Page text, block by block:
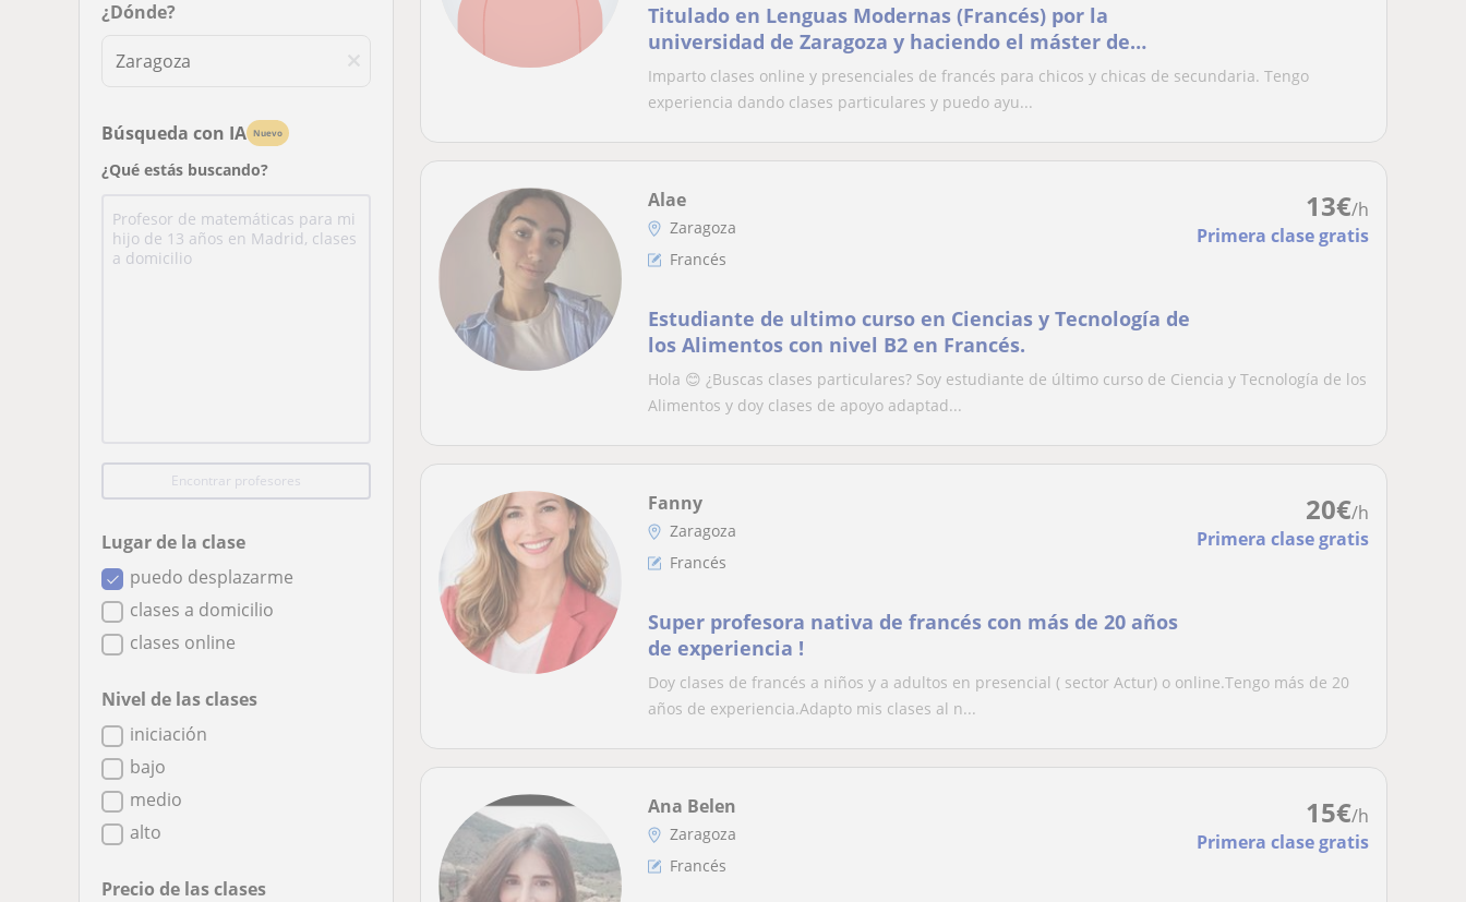
¿Dónde?
Búsqueda con IA Nuevo
¿Qué estás buscando?
Encontrar profesores
Lugar de la clase
puedo desplazarme
clases a domicilio
clases online
Nivel de las clases
iniciación
bajo
medio
alto
Precio de las clases
Titulado en Lenguas Modernas (Francés) por la
universidad de Zaragoza y haciendo el máster de
profesorado de secundaria.
Imparto clases online y presenciales de francés para chicos y chicas de secundaria. Tengo
experiencia dando clases particulares y puedo ayu...
13€/h
Primera clase gratis
Alae
Zaragoza
Francés
Estudiante de ultimo curso en Ciencias y Tecnología de
los Alimentos con nivel B2 en Francés.
Hola 😊 ¿Buscas clases particulares? Soy estudiante de último curso de Ciencia y Tecnología de los
Alimentos y doy clases de apoyo adaptad...
20€/h
Primera clase gratis
Fanny
Zaragoza
Francés
Super profesora nativa de francés con más de 20 años
de experiencia !
Doy clases de francés a niños y a adultos en presencial ( sector Actur) o online.Tengo más de 20
años de experiencia.Adapto mis clases al n...
15€/h
Primera clase gratis
Ana Belen
Zaragoza
Francés